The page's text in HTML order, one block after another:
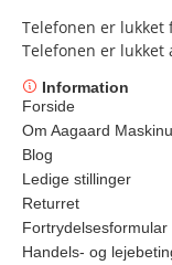
Telefonen er lukket
Telefonen er lukket
Information
Forside
Om Aagaard
Blog
Ledige stillinger
Returret
Fortrydelsesformular
Handels- og